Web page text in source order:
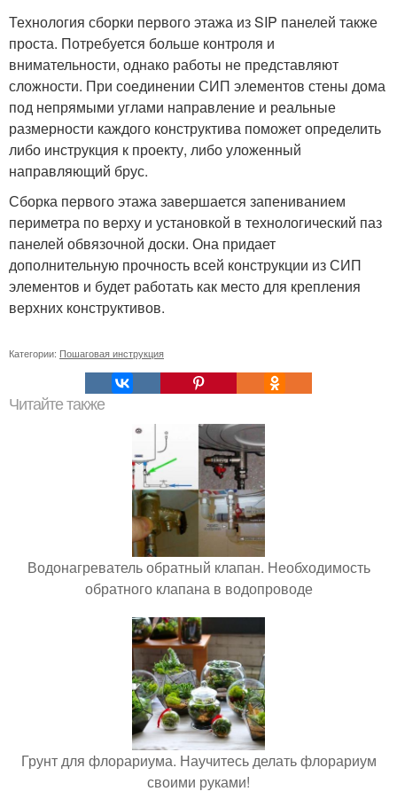
Технология сборки первого этажа из SIP панелей также
проста. Потребуется больше контроля и
внимательности, однако работы не представляют
сложности. При соединении СИП элементов стены дома
под непрямыми углами направление и реальные
размерности каждого конструктива поможет определить
либо инструкция к проекту, либо уложенный
направляющий брус.
Сборка первого этажа завершается запениванием
периметра по верху и установкой в технологический паз
панелей обвязочной доски. Она придает
дополнительную прочность всей конструкции из СИП
элементов и будет работать как место для крепления
верхних конструктивов.
Категории: Пошаговая инструкция
Читайте также
Водонагреватель обратный клапан. Необходимость
обратного клапана в водопроводе
Грунт для флорариума. Научитесь делать флорариум
своими руками!